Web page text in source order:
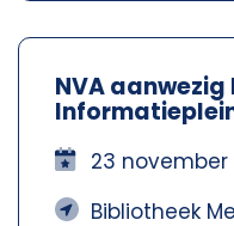
NVA aanwezig
Meppel
23 november
Bibliotheek